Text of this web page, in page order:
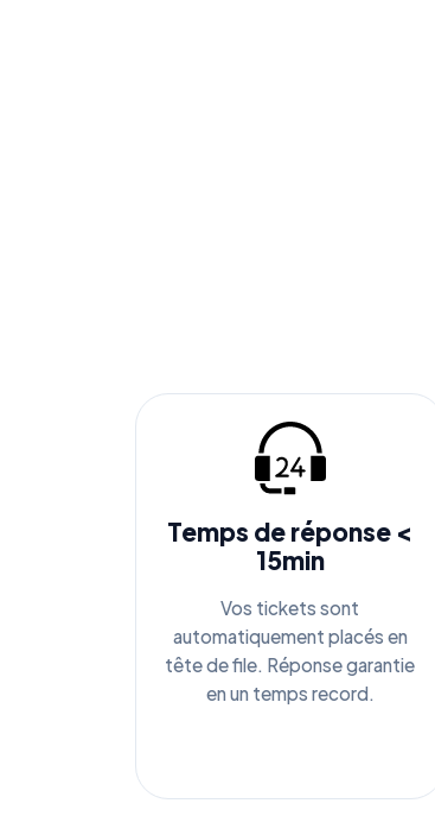
Temps de réponse <
15min
Vos tickets sont
automatiquement placés en
tête de file. Réponse garantie
en un temps record.